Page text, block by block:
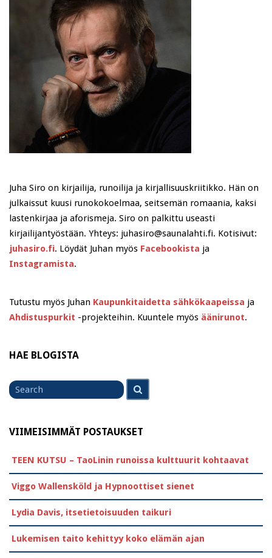
Juha Siro on kirjailija, runoilija ja kirjallisuuskriitikko. Hän on
julkaissut kuusi runokokoelmaa, seitsemän romaania, kaksi
lastenkirjaa ja aforismeja. Siro on palkittu useasti
kirjailijantyöstään. Yhteys: juhasiro@saunalahti.fi. Kotisivut:
juhasiro.fi. Löydät Juhan myös Facebookista ja
Instagramista.
Tutustu myös Juhan Kaupunkitaidetta sähkökaapeissa ja
Ahdistuspurkit -projekteihin. Kuuntele myös äänirunot.
HAE BLOGISTA
Search
for
VIIMEISIMMÄT POSTAUKSET
TEEN KUTSU – TaoLinin runoissa kulttuurit kohtaavat
Viggo Wallensköld ja Hypnoottiset sienet
Lydia Davis, itsetietoisuuden taikuri
Lukemisen taito kehittyy koko elämän ajan